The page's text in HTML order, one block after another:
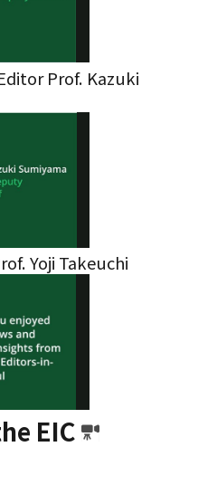
Prof. Kazuki
Yoji Takeuchi
EIC